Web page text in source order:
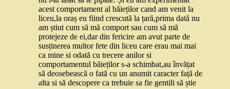
acest comportament al băieților cand am venit la
liceu,la oraș eu fiind crescută la țară,prima dată nu
am știut cum să mă comport sau cum să mă
protejeze de ei,dar din fericire am avut parte de
susținerea multor fete din liceu care erau mai mai
ca mine si odată cu trecere anilor si
comportamentul băieților s-a schimbat,au învățat
să deosebească o fată cu un anumit caracter față de
alta si să descopere ca trebuie sa fie gentili să știe